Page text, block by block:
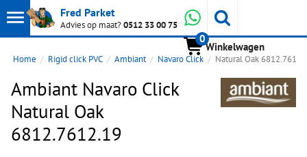
Toon
hoofdmenu
Fred Parket
Advies op maat?0512 33 00 75 Whatsapp
0
Winkelwagen
Home Rigid click PVC Ambiant Navaro Click Natural Oak
Ambiant Navaro Click
Natural Oak
6812.7612.19